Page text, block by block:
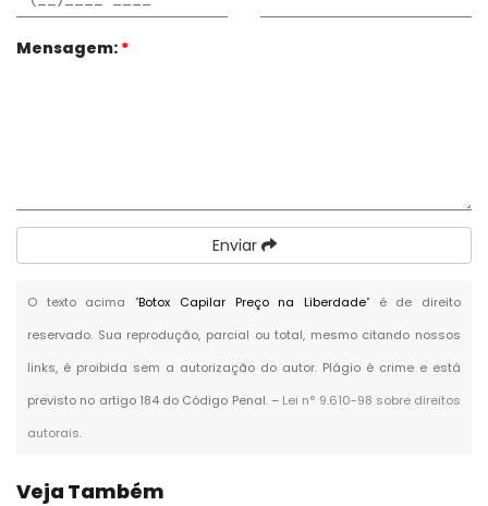
Mensagem: *
Enviar
O texto acima "Botox Capilar Preço na Liberdade" é de direito
reservado. Sua reprodução, parcial ou total, mesmo citando nossos
links, é proibida sem a autorização do autor. Plágio é crime e está
previsto no artigo 184 do Código Penal. – Lei n° 9.610-98 sobre direitos
autorais.
Veja Também